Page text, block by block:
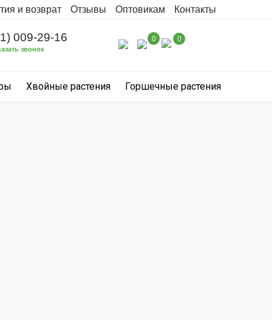
и возврат Отзывы Оптовикам Контакты
009-29-16
звонок
0 0
Хвойные растения Горшечные растения